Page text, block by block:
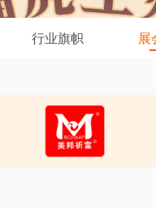
行业旗帜 展